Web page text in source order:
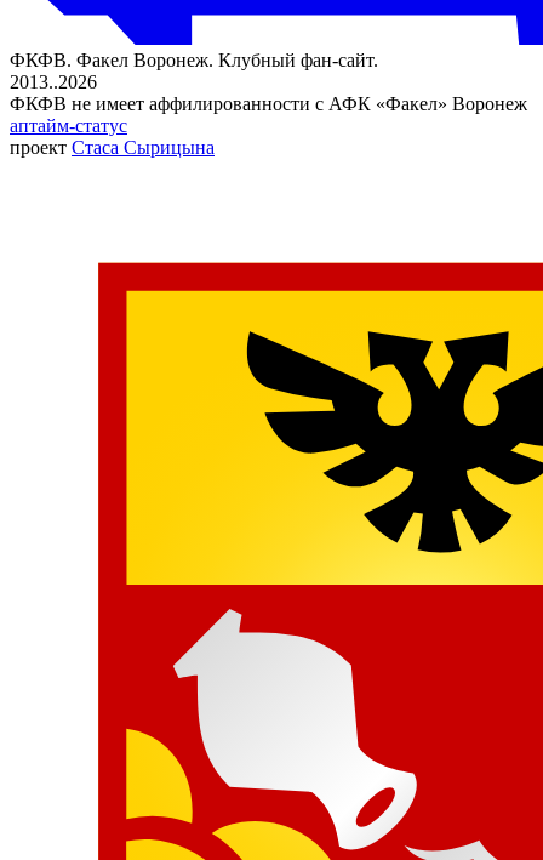
ФКФВ. Факел Воронеж. Клубный фан-сайт.
2013..2026
ФКФВ не имеет аффилированности с АФК «Факел» Воронеж
аптайм-статус
проект Стаса Сырицына